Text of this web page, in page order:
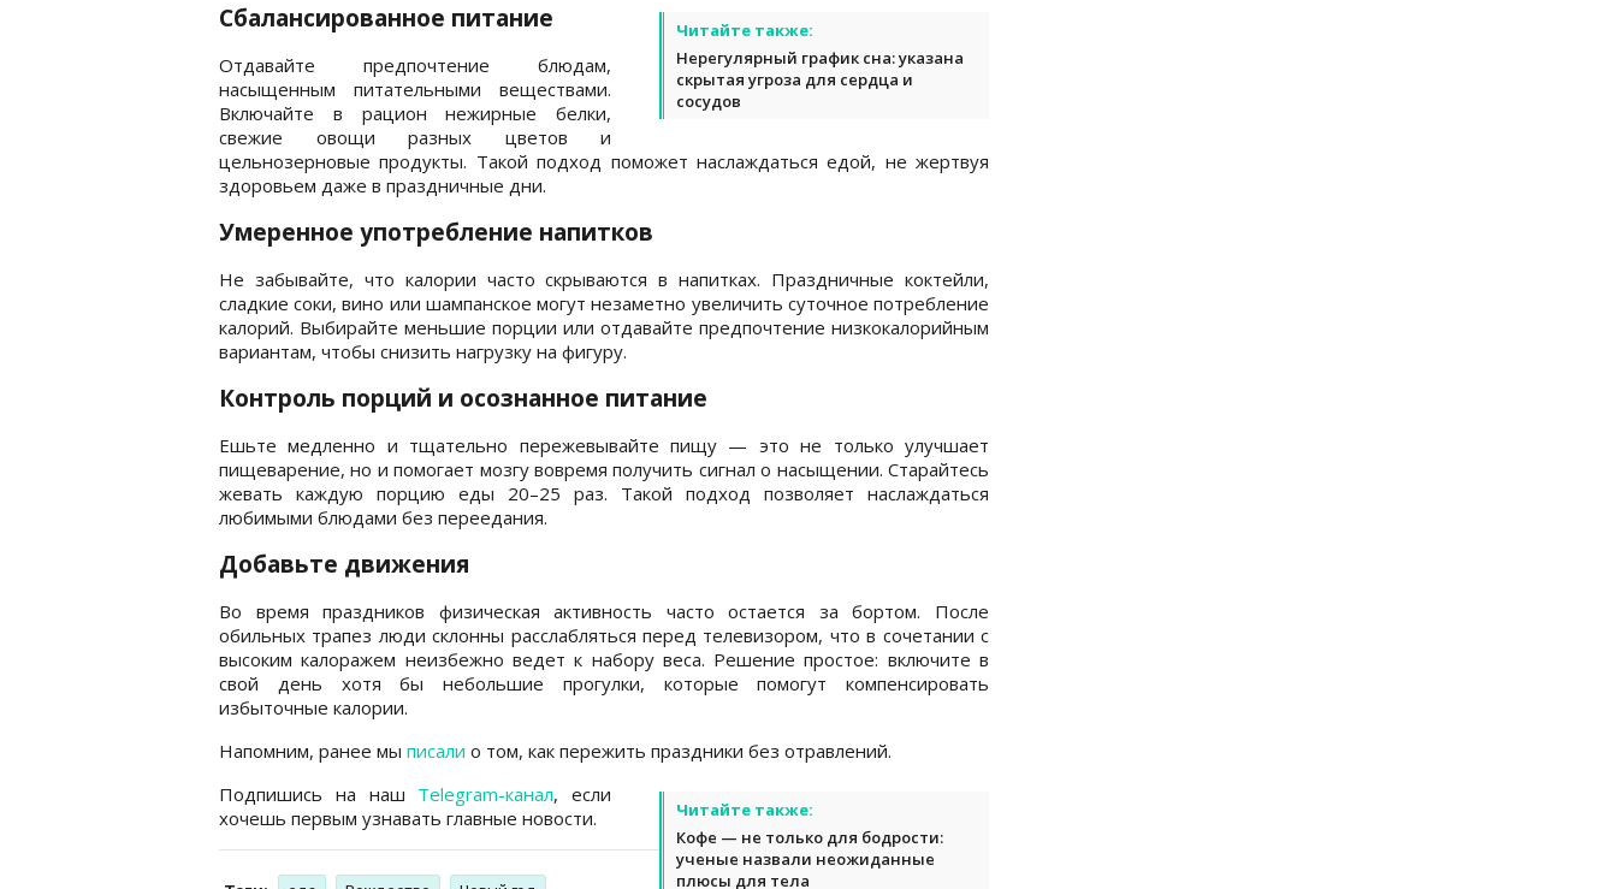
Читайте также:
Нерегулярный график сна: указана
скрытая угроза для сердца и
сосудов
Сбалансированное питание
Отдавайте предпочтение блюдам,
насыщенным питательными веществами.
Включайте в рацион нежирные белки,
свежие овощи разных цветов и
цельнозерновые продукты. Такой подход поможет наслаждаться едой, не жертвуя
здоровьем даже в праздничные дни.
Умеренное употребление напитков
Не забывайте, что калории часто скрываются в напитках. Праздничные коктейли,
сладкие соки, вино или шампанское могут незаметно увеличить суточное потребление
калорий. Выбирайте меньшие порции или отдавайте предпочтение низкокалорийным
вариантам, чтобы снизить нагрузку на фигуру.
Контроль порций и осознанное питание
Ешьте медленно и тщательно пережевывайте пищу — это не только улучшает
пищеварение, но и помогает мозгу вовремя получить сигнал о насыщении. Старайтесь
жевать каждую порцию еды 20–25 раз. Такой подход позволяет наслаждаться
любимыми блюдами без переедания.
Добавьте движения
Во время праздников физическая активность часто остается за бортом. После
обильных трапез люди склонны расслабляться перед телевизором, что в сочетании с
высоким калоражем неизбежно ведет к набору веса. Решение простое: включите в
свой день хотя бы небольшие прогулки, которые помогут компенсировать
избыточные калории.
Напомним, ранее мы писали о том, как пережить праздники без отравлений.
Читайте также:
Кофе — не только для бодрости:
ученые назвали неожиданные
плюсы для тела
Подпишись на наш Telegram-канал, если
хочешь первым узнавать главные новости.